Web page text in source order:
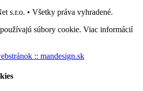
s.r.o. • Všetky práva vyhradené.
súbory cookie. Viac informácií